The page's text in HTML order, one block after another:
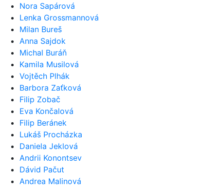
Nora Sapárová
Lenka Grossmannová
Milan Bureš
Anna Sajdok
Michal Buráň
Kamila Musilová
Vojtěch Plhák
Barbora Zaťková
Filip Zobač
Eva Končalová
Filip Beránek
Lukáš Procházka
Daniela Jeklová
Andrii Konontsev
Dávid Pačut
Andrea Malinová